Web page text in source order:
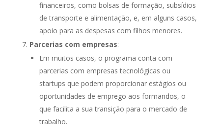
financeiros, como bolsas de formação, subsídios
de transporte e alimentação, e, em alguns casos,
apoio para as despesas com filhos menores.
Parcerias com empresas:
Em muitos casos, o programa conta com
parcerias com empresas tecnológicas ou
startups que podem proporcionar estágios ou
oportunidades de emprego aos formandos, o
que facilita a sua transição para o mercado de
trabalho.